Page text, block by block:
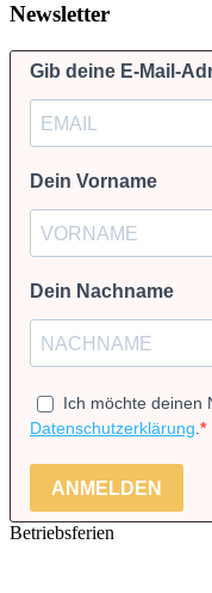
Newsletter
Gib deine E-Mail-
Dein Vorname
Dein Nachname
Ich möchte deinen
Datenschutzerklärung
ANMELDEN
Betriebsferien